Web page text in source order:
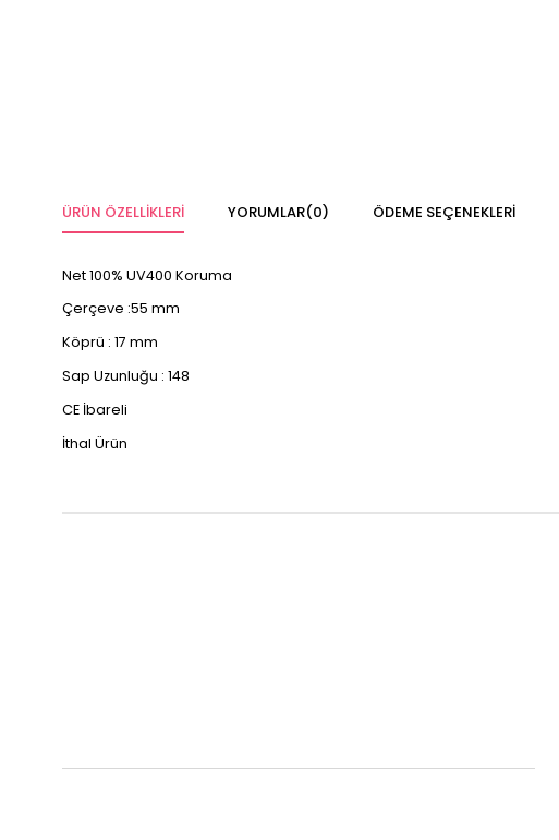
ÜRÜN ÖZELLIKLERI YORUMLAR(0) ÖDEME SEÇENEKLERI
Net 100% UV400 Koruma
Çerçeve :55 mm
Köprü : 17 mm
Sap Uzunluğu : 148
CE İbareli
İthal Ürün